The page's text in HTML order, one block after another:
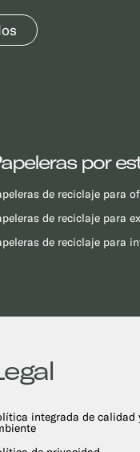
por
de reciclaje para
de reciclaje para
de reciclaje para
integrada de calidad